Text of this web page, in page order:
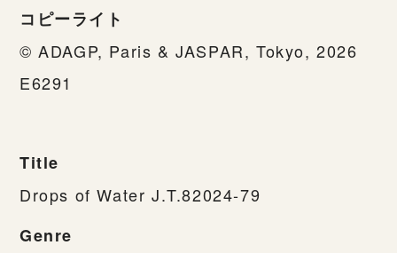
コピーライト
© ADAGP, Paris & JASPAR, Tokyo, 2026
E6291
Title
Drops of Water J.T.82024-79
Genre